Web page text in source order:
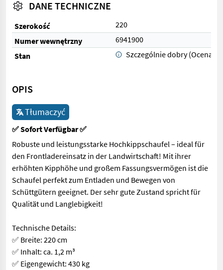
DANE TECHNICZNE
Szerokość
220
Numer wewnętrzny
6941900
Stan
Szczególnie dobry (Ocena 1)
OPIS
Tłumaczyć
✅ Sofort Verfügbar ✅
Robuste und leistungsstarke Hochkippschaufel – ideal für
den Frontladereinsatz in der Landwirtschaft! Mit ihrer
erhöhten Kipphöhe und großem Fassungsvermögen ist die
Schaufel perfekt zum Entladen und Bewegen von
Schüttgütern geeignet. Der sehr gute Zustand spricht für
Qualität und Langlebigkeit!
Technische Details:
✅ Breite: 220 cm
✅ Inhalt: ca. 1,2 m³
✅ Eigengewicht: 430 kg